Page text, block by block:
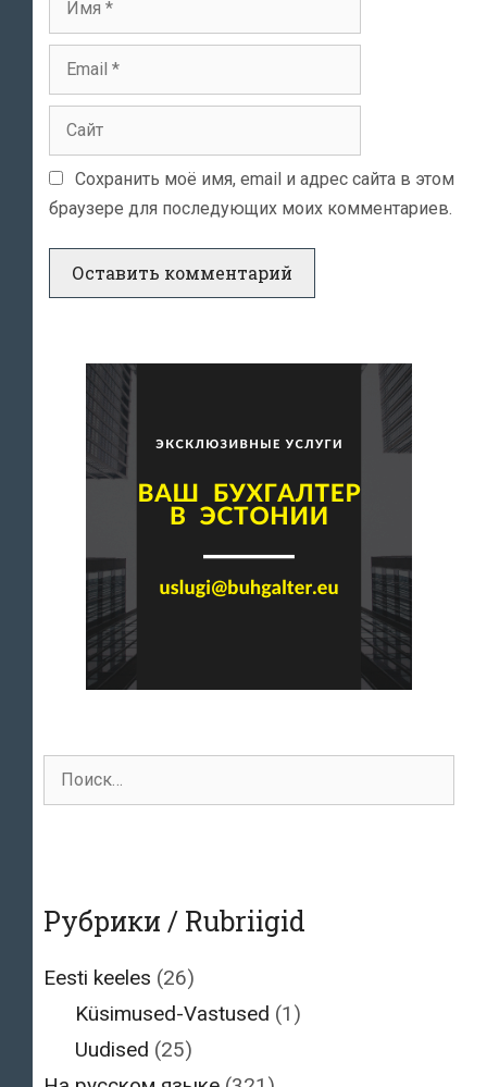
Сохранить моё имя, email и адрес сайта в этом
браузере для последующих моих комментариев.
Поиск
для:
Рубрики / Rubriigid
Eesti keeles (26)
Küsimused-Vastused (1)
Uudised (25)